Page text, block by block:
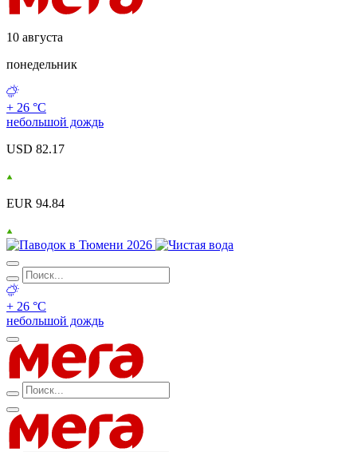
10 августа
понедельник
+ 26 °С
небольшой дождь
USD 82.17
EUR 94.84
+ 26 °С
небольшой дождь